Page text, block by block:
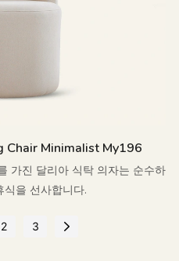
Chair Minimalist My196
가진 달리아 식탁 의자는 순수하
식을 선사합니다.
2 3